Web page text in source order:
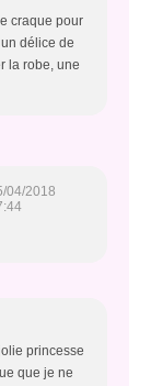
craque pour
délice de
la robe, une
04/2018
princesse
que je ne